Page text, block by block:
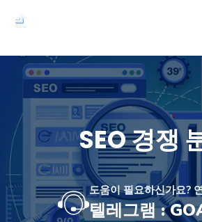
로
SEO 경쟁
도움이 필요하신가요?
텔레그램 :